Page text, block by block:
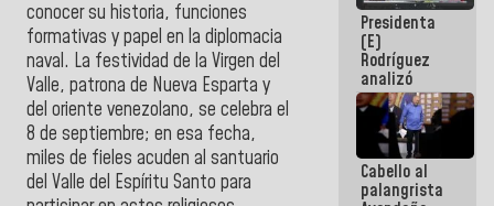
conocer su historia, funciones
formativas y papel en la diplomacia
naval. La festividad de la Virgen del
Valle, patrona de Nueva Esparta y
del oriente venezolano, se celebra el
8 de septiembre; en esa fecha,
miles de fieles acuden al santuario
del Valle del Espíritu Santo para
Constitución
de la
República
Presidenta
(E)
Rodríguez
analizó
junto a
gobernadores
planes de
recuperación
del Sistema
Eléctrico
Cabello al
palangrista